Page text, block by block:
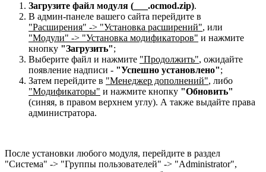
Загрузите файл модуля (___.ocmod.zip).
В админ-панеле вашего сайта перейдите в
"Расширения" -> "Установка расширений", или
"Модули" -> "Установка модификаторов" и нажмите
кнопку "Загрузить";
Выберите файл и нажмите "Продолжить", ожидайте
появление надписи - "Успешно установлено";
Затем перейдите в "Менеджер дополнений", либо
"Модификаторы" и нажмите кнопку "Обновить"
(синяя, в правом верхнем углу). А также выдайте права
администратора.
После установки любого модуля, перейдите в раздел
"Система" -> "Группы пользователей" -> "Administrator",